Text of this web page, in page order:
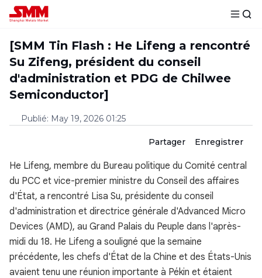
[SMM Tin Flash : He Lifeng a rencontré
Su Zifeng, président du conseil
d'administration et PDG de Chilwee
Semiconductor]
Publié: May 19, 2026 01:25
Partager Enregistrer
He Lifeng, membre du Bureau politique du Comité central
du PCC et vice-premier ministre du Conseil des affaires
d'État, a rencontré Lisa Su, présidente du conseil
d'administration et directrice générale d'Advanced Micro
Devices (AMD), au Grand Palais du Peuple dans l'après-
midi du 18. He Lifeng a souligné que la semaine
précédente, les chefs d'État de la Chine et des États-Unis
avaient tenu une réunion importante à Pékin et étaient